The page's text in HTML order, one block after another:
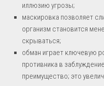
иллюзию угрозы;
маскировка позволяет
организм становится
скрываться;
обман играет ключевую
противника в
преимущество; это